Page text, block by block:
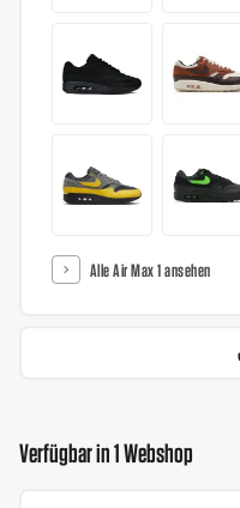
Alle Air Max 1 ansehen
Verfügbar in 1 Webshop